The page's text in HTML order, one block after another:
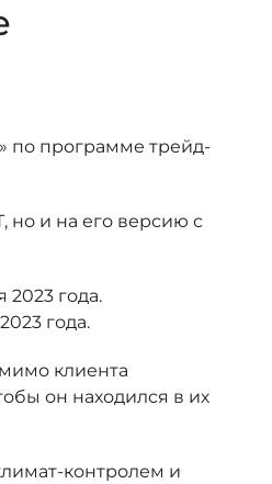
по программе трейд-
но и на его версию с
года.
года.
клиента
он находился в их
контролем и